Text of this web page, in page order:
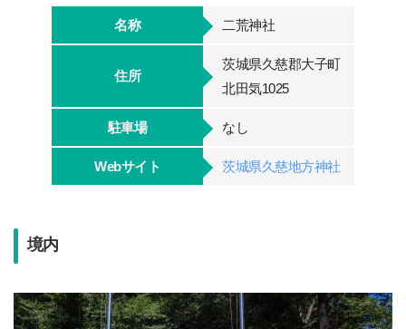
名称 二荒神社
住所
茨城県久慈郡大子町
北田気1025
駐車場 なし
Webサイト 茨城県久慈地方神社
境内